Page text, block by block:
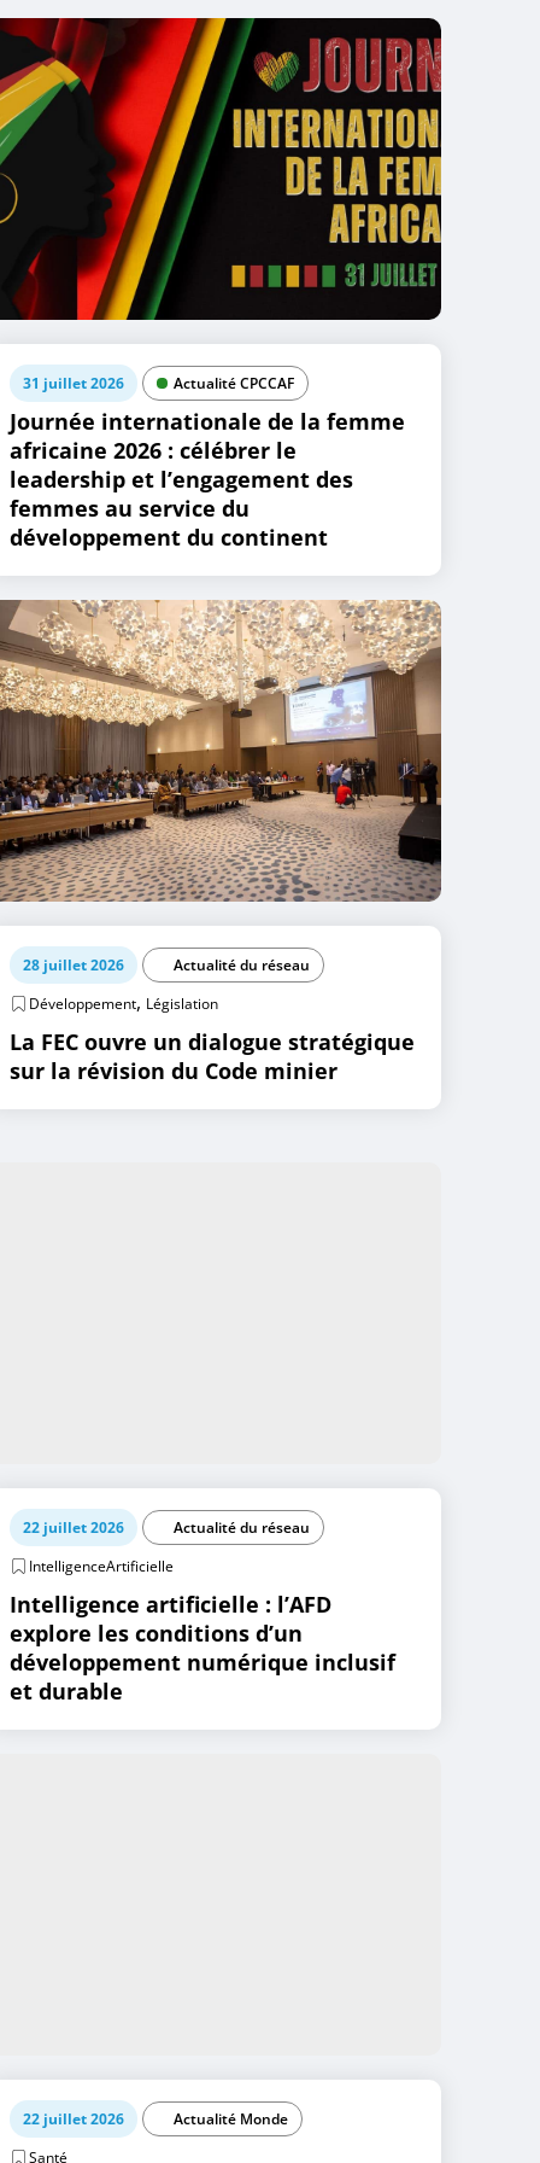
31 juillet 2026 Actualité CPCCAF
Journée internationale de la femme
africaine 2026 : célébrer le
leadership et l’engagement des
femmes au service du
développement du continent
28 juillet 2026
Actualité du réseau
Développement, Législation
La FEC ouvre un dialogue stratégique
sur la révision du Code minier
22 juillet 2026
Actualité du réseau
IntelligenceArtificielle
Intelligence artificielle : l’AFD
explore les conditions d’un
développement numérique inclusif
et durable
22 juillet 2026
Actualité Monde
Santé